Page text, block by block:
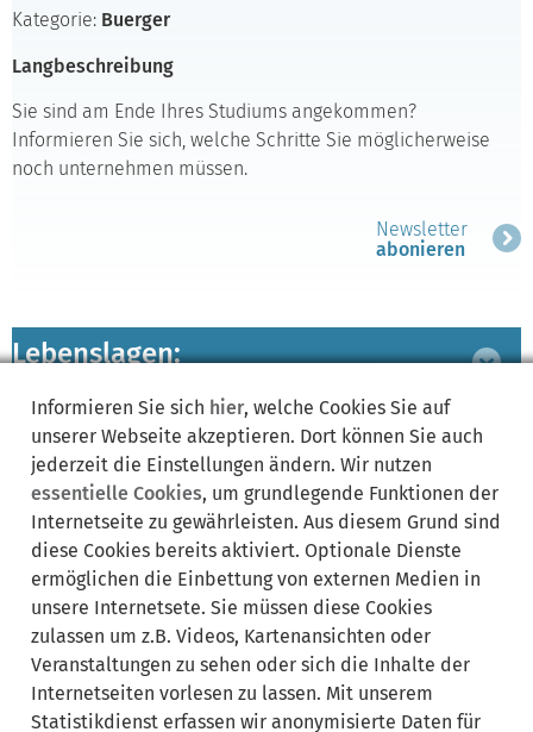
Kategorie: Buerger
Langbeschreibung
Sie sind am Ende Ihres Studiums angekommen?
Informieren Sie sich, welche Schritte Sie möglicherweise
noch unternehmen müssen.
Newsletter
abonieren
ausklappen
Lebenslagen:
Bereich
ausklappen
zugeordnete
Leistungen
Synonyme:
Studium
Informieren Sie sich hier, welche Cookies Sie auf
unserer Webseite akzeptieren. Dort können Sie auch
jederzeit die Einstellungen ändern. Wir nutzen
essentielle Cookies, um grundlegende Funktionen der
Internetseite zu gewährleisten. Aus diesem Grund sind
diese Cookies bereits aktiviert. Optionale Dienste
ermöglichen die Einbettung von externen Medien in
unsere Internetsete. Sie müssen diese Cookies
zulassen um z.B. Videos, Kartenansichten oder
Veranstaltungen zu sehen oder sich die Inhalte der
Internetseiten vorlesen zu lassen. Mit unserem
Statistikdienst erfassen wir anonymisierte Daten für